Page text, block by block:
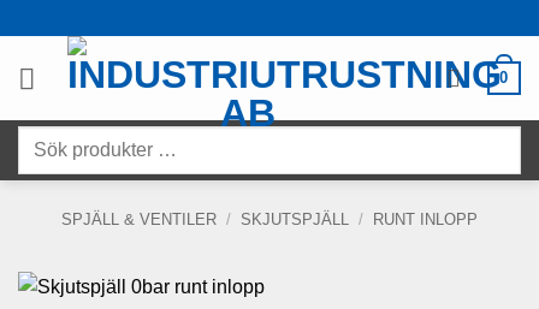
content
0
Sök
produkter
SPJÄLL & VENTILER / SKJUTSPJÄLL / RUNT INLOPP